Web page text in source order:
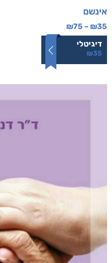
אינשם
₪35
–
₪75
דיגיטלי
₪35